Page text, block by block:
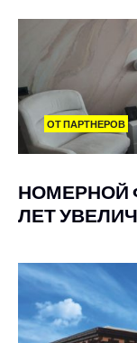
ОТ ПАРТНЕРОВ
НОМЕРНОЙ
ЛЕТ